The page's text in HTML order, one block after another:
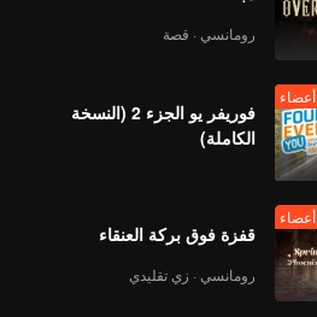
رومانسي · قصة
أعضاء
فوريفر يو الجزء 2 (النسخة
الكاملة)
أعضاء
قفزة فوق بركة العنقاء
رومانسي · زي تقليدي